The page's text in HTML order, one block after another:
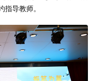
导教师。